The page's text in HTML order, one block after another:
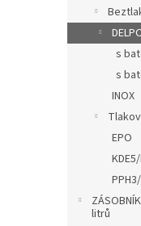
s
s
INOX
EPO
litrů